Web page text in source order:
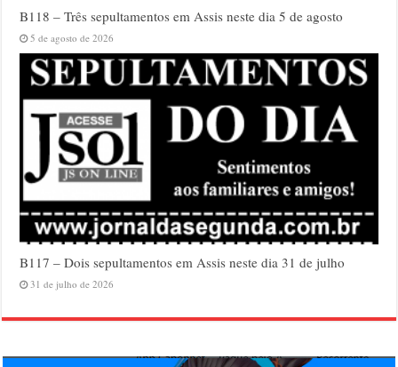
B118 – Três sepultamentos em Assis neste dia 5 de agosto
5 de agosto de 2026
B117 – Dois sepultamentos em Assis neste dia 31 de julho
31 de julho de 2026